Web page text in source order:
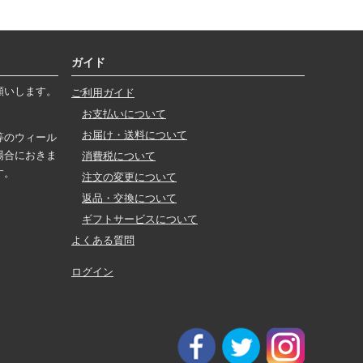
します。
のウィール
におきま
ガイド
ご利用ガイド
お支払いについて
お届け・送料について
消費税について
注文の変更について
返品・交換について
ギフトサービスについて
よくある質問
ログイン